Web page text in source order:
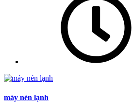
máy nén lạnh